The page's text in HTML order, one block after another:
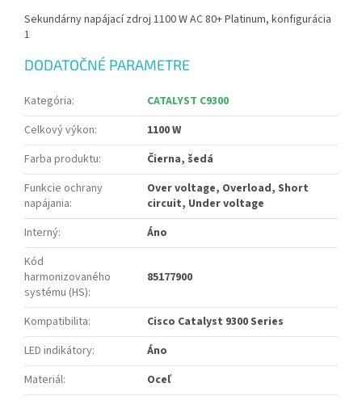
Sekundárny napájací zdroj 1100 W AC 80+ Platinum, konfigurácia
1
DODATOČNÉ PARAMETRE
Kategória:
CATALYST C9300
Celkový výkon:
1100 W
Farba produktu:
Čierna, šedá
Funkcie ochrany
napájania:
Over voltage, Overload, Short
circuit, Under voltage
Interný:
Áno
Kód
harmonizovaného
systému (HS):
85177900
Kompatibilita:
Cisco Catalyst 9300 Series
LED indikátory:
Áno
Materiál:
Oceľ